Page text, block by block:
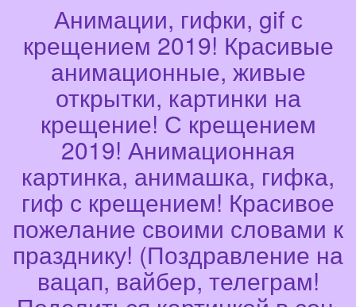
Анимации, гифки, gif с
крещением 2019! Красивые
анимационные, живые
открытки, картинки на
крещение! С крещением
2019! Анимационная
картинка, анимашка, гифка,
гиф с крещением! Красивое
пожелание своими словами к
празднику! (Поздравление на
вацап, вайбер, телеграм!